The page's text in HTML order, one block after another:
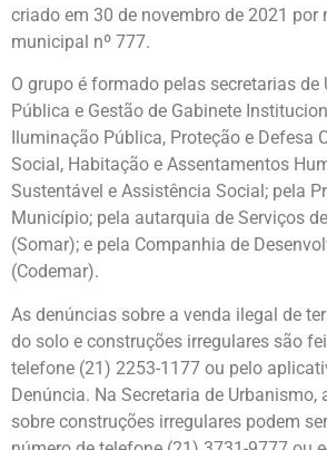
criado em 30 de novembro de 2021 por
municipal nº 777.
O grupo é formado pelas secretarias de
Pública e Gestão de Gabinete
Iluminação Pública, Proteção e Defesa
Social, Habitação e Assentamentos
Sustentável e Assistência Social; pela
Município; pela autarquia de Serviços
(Somar); e pela Companhia de
(Codemar).
As denúncias sobre a venda ilegal de
do solo e construções irregulares são
telefone (21) 2253-1177 ou pelo
Denúncia. Na Secretaria de Urbanismo,
sobre construções irregulares podem